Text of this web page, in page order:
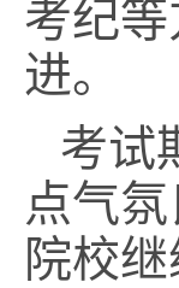
考纪
进。
考试
点气
院校